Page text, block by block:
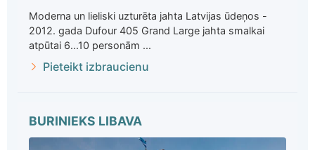
Moderna un lieliski uzturēta jahta Latvijas ūdeņos -
2012. gada Dufour 405 Grand Large jahta smalkai
atpūtai 6...10 personām ...
Pieteikt izbraucienu
BURINIEKS LIBAVA